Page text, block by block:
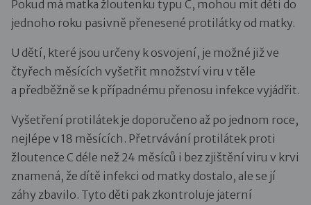
Pokud má matka žloutenku typu C, mohou mít děti do
jednoho roku pasivně přenesené protilátky od matky.
U dětí, které jsou určeny k osvojení, je možné již ve
čtyřech měsících vyšetřit množství viru v těle
a předběžně se k případnému přenosu infekce vyjádřit.
Vyšetření protilátek je doporučeno až po jednom roce,
nejlépe v 18 měsících. Přetrvávání protilátek proti
žloutence C déle než 24 měsíců i bez zjištění viru v krvi
znamená, že dítě infekci od matky dostalo, ale se jí
záhy zbavilo. Tyto děti pak zkontroluje jaterní